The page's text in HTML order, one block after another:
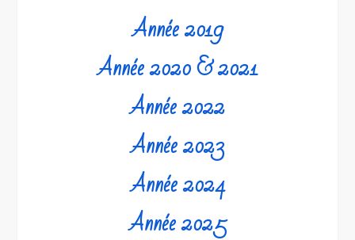
Année 2019
Année 2020 & 2021
Année 2022
Année 2023
Année 2024
Année 2025